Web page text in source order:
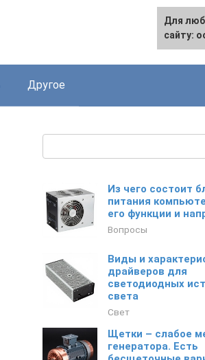
Другое
Из чего состоит
питания
его функции и
Вопросы
Виды и
драйверов для
светодиодных
света
Свет
Щетки – слабое
генератора. Есть
Для
сайту: